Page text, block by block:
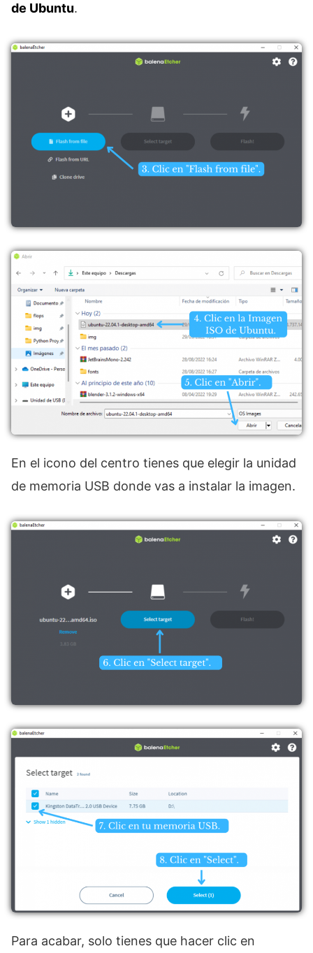
de Ubuntu.
En el icono del centro tienes que elegir la unidad
de memoria USB donde vas a instalar la imagen.
Para acabar, solo tienes que hacer clic en